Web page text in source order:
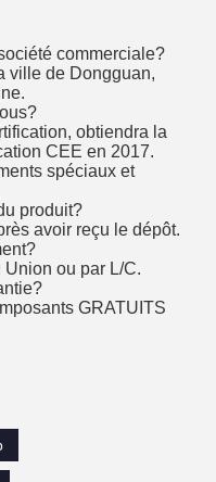
commerciale?
ville de Dongguan,
obtiendra la
CEE en 2017.
spéciaux et
produit?
avoir reçu le dépôt.
Union ou par L/C.
GRATUITS